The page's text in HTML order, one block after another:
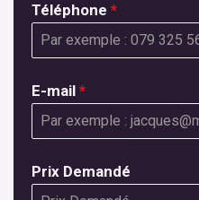
Téléphone *
E-mail *
Prix ​​Demandé